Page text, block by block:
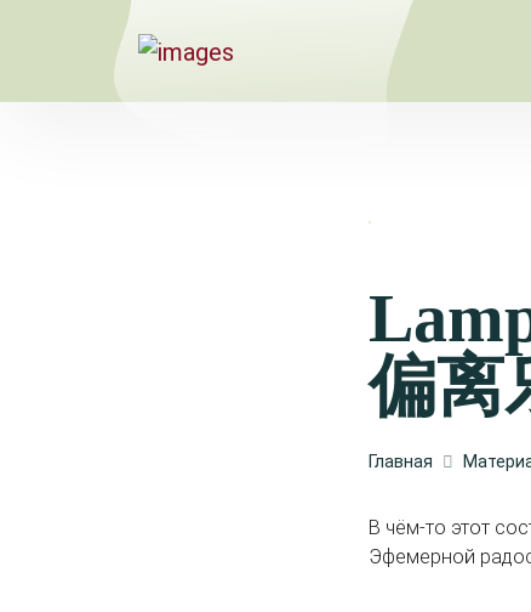
偏离
Главная
В чём-то этот
Эфемерной